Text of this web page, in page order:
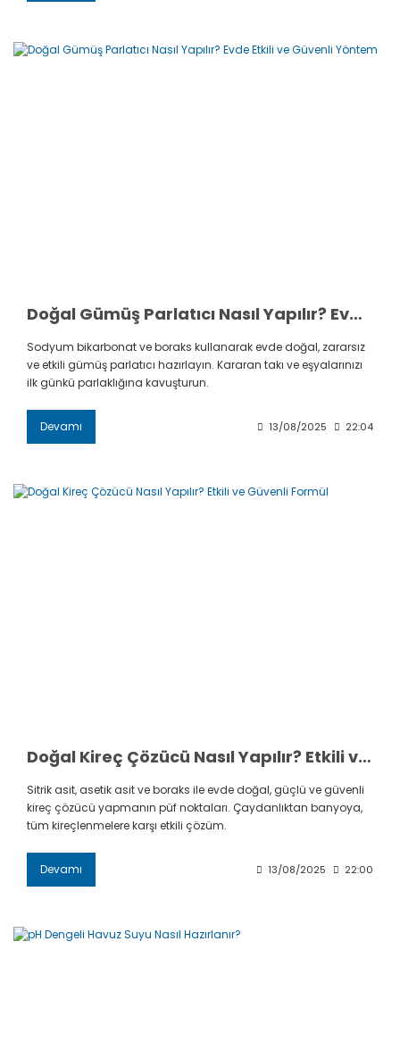
Doğal Gümüş Parlatıcı Nasıl Yapılır? Evde Etkili ve Güvenli Yöntem
Sodyum bikarbonat ve boraks kullanarak evde doğal, zararsız
ve etkili gümüş parlatıcı hazırlayın. Kararan takı ve eşyalarınızı
ilk günkü parlaklığına kavuşturun.
Devamı 13/08/2025 22:04
Doğal Kireç Çözücü Nasıl Yapılır? Etkili ve Güvenli Formül
Sitrik asit, asetik asit ve boraks ile evde doğal, güçlü ve güvenli
kireç çözücü yapmanın püf noktaları. Çaydanlıktan banyoya,
tüm kireçlenmelere karşı etkili çözüm.
Devamı 13/08/2025 22:00